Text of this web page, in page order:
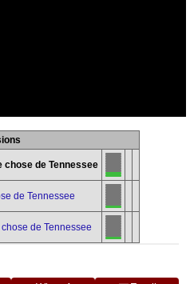
chose de Tennessee
de Tennessee
de Tennessee